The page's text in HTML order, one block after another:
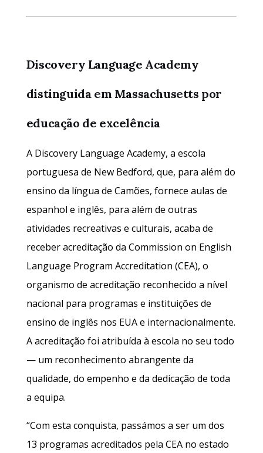
Discovery Language Academy
distinguida em Massachusetts por
educação de excelência
A Discovery Language Academy, a escola
portuguesa de New Bedford, que, para além do
ensino da língua de Camões, fornece aulas de
espanhol e inglês, para além de outras
atividades recreativas e culturais, acaba de
receber acreditação da Commission on English
Language Program Accreditation (CEA), o
organismo de acreditação reconhecido a nível
nacional para programas e instituições de
ensino de inglês nos EUA e internacionalmente.
A acreditação foi atribuída à escola no seu todo
— um reconhecimento abrangente da
qualidade, do empenho e da dedicação de toda
a equipa.
“Com esta conquista, passámos a ser um dos
13 programas acreditados pela CEA no estado